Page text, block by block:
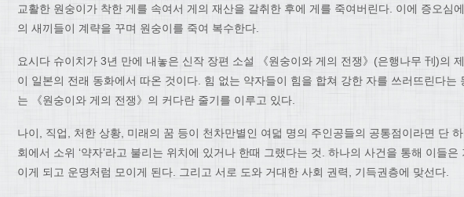
교활한 원숭이가 착한 게를 속여서 게의 재산을 갈취한 후에 게를 죽여버린다. 이에 증오심
의 새끼들이 계략을 꾸며 원숭이를 죽여 복수한다.
요시다 슈이치가 3년 만에 내놓은 신작 장편 소설 《원숭이와 게의 전쟁》(은행나무 刊)의
이 일본의 전래 동화에서 따온 것이다. 힘 없는 약자들이 힘을 합쳐 강한 자를 쓰러뜨린다는
는 《원숭이와 게의 전쟁》의 커다란 줄기를 이루고 있다.
나이, 직업, 처한 상황, 미래의 꿈 등이 천차만별인 여덟 명의 주인공들의 공통점이라면 단
회에서 소위 ‘약자’라고 불리는 위치에 있거나 한때 그랬다는 것. 하나의 사건을 통해 이들은
이게 되고 운명처럼 모이게 된다. 그리고 서로 도와 거대한 사회 권력, 기득권층에 맞선다.